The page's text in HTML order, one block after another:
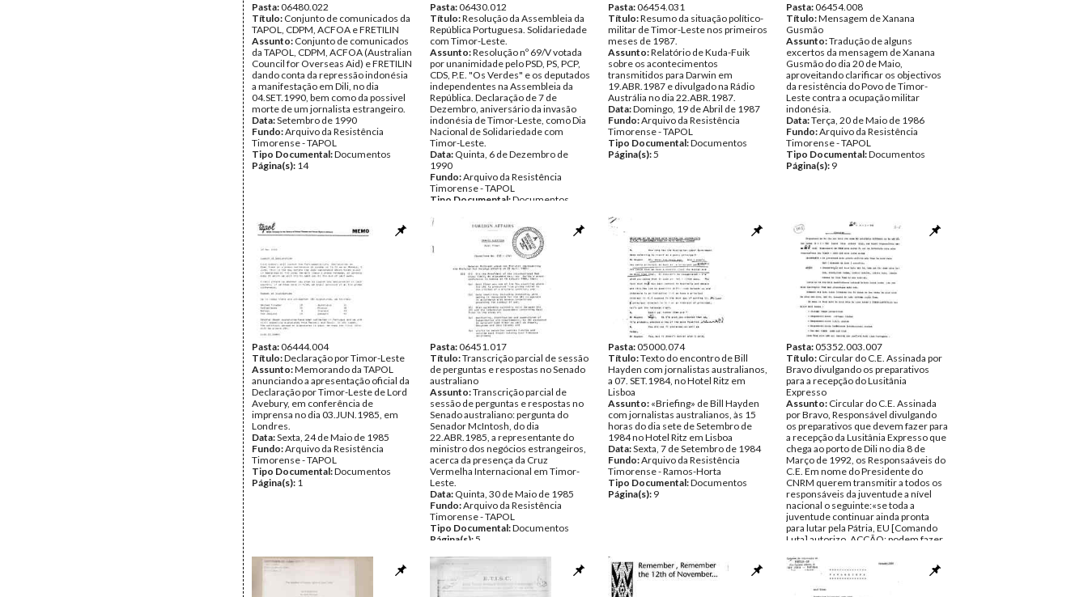
Pasta:06480.022
Título: Conjunto de comunicados da
TAPOL, CDPM, ACFOA e FRETILIN
Assunto: Conjunto de comunicados
da TAPOL, CDPM, ACFOA (Australian
Council for Overseas Aid) e FRETILIN
dando conta da repressão indonésia
a manifestação em Dili, no dia
04.SET.1990, bem como da possivel
morte de um jornalista estrangeiro.
Data:Setembro de 1990
Fundo:Arquivo da Resistência
Timorense - TAPOL
Tipo Documental:Documentos
Página(s): 14
Pasta:06430.012
Título:Resolução da Assembleia da
República Portuguesa. Solidariedade
com Timor-Leste.
Assunto:Resolução nº 69/V votada
por unanimidade pelo PSD, PS, PCP,
CDS, P.E. "Os Verdes" e os deputados
independentes na Assembleia da
República. Declaração de 7 de
Dezembro, aniversário da invasão
indonésia de Timor-Leste, como Dia
Nacional de Solidariedade com
Timor-Leste.
Data: Quinta, 6 de Dezembro de
1990
Fundo:Arquivo da Resistência
Timorense - TAPOL
Tipo Documental:Documentos
Pasta:06454.031
Título:Resumo da situação político-
militar de Timor-Leste nos primeiros
meses de 1987.
Assunto:Relatório de Kuda-Fuik
sobre os acontecimentos
transmitidos para Darwin em
19.ABR.1987 e divulgado na Rádio
Austrália no dia 22.ABR.1987.
Data:Domingo, 19 de Abril de 1987
Fundo:Arquivo da Resistência
Timorense - TAPOL
Tipo Documental:Documentos
Página(s):5
Pasta:06454.008
Título:Mensagem de Xanana
Gusmão
Assunto:Tradução de alguns
excertos da mensagem de Xanana
Gusmão do dia 20 de Maio,
aproveitando clarificar os objectivos
da resistência do Povo de Timor-
Leste contra a ocupação militar
indonésia.
Data:Terça, 20 de Maio de 1986
Fundo:Arquivo da Resistência
Timorense - TAPOL
Tipo Documental:Documentos
Página(s): 9
Pasta:06444.004
Título:Declaração por Timor-Leste
Assunto:Memorando da TAPOL
anunciando a apresentação oficial da
Declaração por Timor-Leste de Lord
Avebury, em conferência de
imprensa no dia 03.JUN.1985, em
Londres.
Data:Sexta, 24 de Maio de 1985
Fundo:Arquivo da Resistência
Timorense - TAPOL
Tipo Documental:Documentos
Página(s): 1
Pasta:06451.017
Título:Transcrição parcial de sessão
de perguntas e respostas no Senado
australiano
Assunto:Transcrição parcial de
sessão de perguntas e respostas no
Senado australiano: pergunta do
Senador McIntosh, do dia
22.ABR.1985, a representante do
ministro dos negócios estrangeiros,
acerca da presença da Cruz
Vermelha Internacional em Timor-
Leste.
Data: Quinta, 30 de Maio de 1985
Fundo:Arquivo da Resistência
Timorense - TAPOL
Tipo Documental:Documentos
Página(s): 5
Pasta:05000.074
Título:Texto do encontro de Bill
Hayden com jornalistas australianos,
a 07. SET.1984, no Hotel Ritz em
Lisboa
Assunto: «Briefing» de Bill Hayden
com jornalistas australianos, às 15
horas do dia sete de Setembro de
1984 no Hotel Ritz em Lisboa
Data:Sexta, 7 de Setembro de 1984
Fundo:Arquivo da Resistência
Timorense - Ramos-Horta
Tipo Documental:Documentos
Página(s): 9
Pasta:05352.003.007
Título: Circular do C.E. Assinada por
Bravo divulgando os preparativos
para a recepção do Lusitânia
Expresso
Assunto: Circular do C.E. Assinada
por Bravo, Responsável divulgando
os preparativos que devem fazer para
a recepção da Lusitânia Expresso que
chega ao porto de Dili no dia 8 de
Março de 1992, os Responsaáveis do
C.E. Em nome do Presidente do
CNRM querem transmitir a todos os
responsáveis da juventude a nível
nacional o seguinte:«se toda a
juventude continuar ainda pronta
para lutar pela Pátria, EU [Comando
Luta] autorizo, ACÇÃO; podem fazer
deve ser responsável, disciplinada e
pacífica», ainda não está determinado